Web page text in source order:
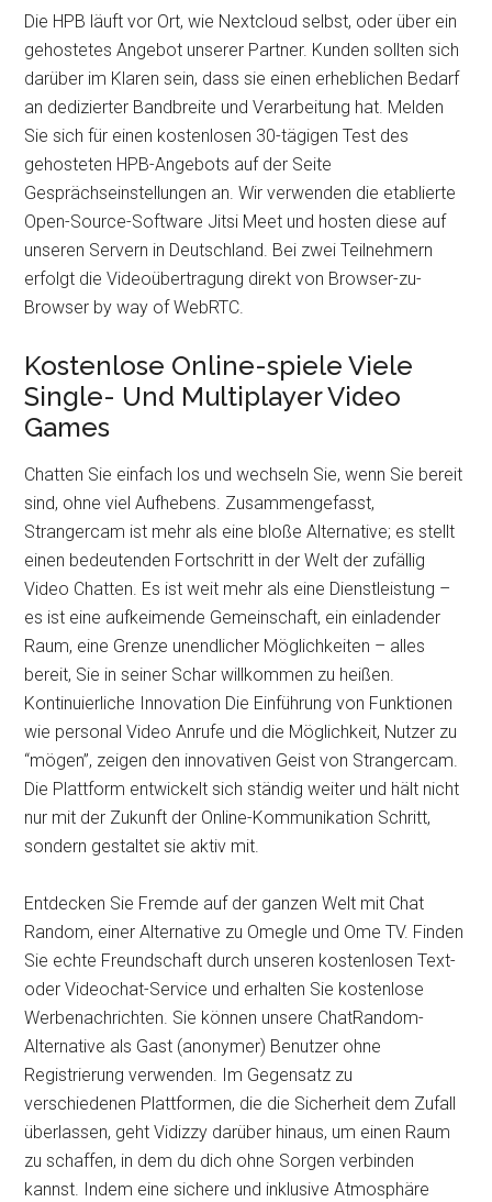
Die HPB läuft vor Ort, wie Nextcloud selbst, oder über ein
gehostetes Angebot unserer Partner. Kunden sollten sich
darüber im Klaren sein, dass sie einen erheblichen Bedarf
an dedizierter Bandbreite und Verarbeitung hat. Melden
Sie sich für einen kostenlosen 30-tägigen Test des
gehosteten HPB-Angebots auf der Seite
Gesprächseinstellungen an. Wir verwenden die etablierte
Open-Source-Software Jitsi Meet und hosten diese auf
unseren Servern in Deutschland. Bei zwei Teilnehmern
erfolgt die Videoübertragung direkt von Browser-zu-
Browser by way of WebRTC.
Kostenlose Online-spiele Viele
Single- Und Multiplayer Video
Games
Chatten Sie einfach los und wechseln Sie, wenn Sie bereit
sind, ohne viel Aufhebens. Zusammengefasst,
Strangercam ist mehr als eine bloße Alternative; es stellt
einen bedeutenden Fortschritt in der Welt der zufällig
Video Chatten. Es ist weit mehr als eine Dienstleistung –
es ist eine aufkeimende Gemeinschaft, ein einladender
Raum, eine Grenze unendlicher Möglichkeiten – alles
bereit, Sie in seiner Schar willkommen zu heißen.
Kontinuierliche Innovation Die Einführung von Funktionen
wie personal Video Anrufe und die Möglichkeit, Nutzer zu
“mögen”, zeigen den innovativen Geist von Strangercam.
Die Plattform entwickelt sich ständig weiter und hält nicht
nur mit der Zukunft der Online-Kommunikation Schritt,
sondern gestaltet sie aktiv mit.
Entdecken Sie Fremde auf der ganzen Welt mit Chat
Random, einer Alternative zu Omegle und Ome TV. Finden
Sie echte Freundschaft durch unseren kostenlosen Text-
oder Videochat-Service und erhalten Sie kostenlose
Werbenachrichten. Sie können unsere ChatRandom-
Alternative als Gast (anonymer) Benutzer ohne
Registrierung verwenden. Im Gegensatz zu
verschiedenen Plattformen, die die Sicherheit dem Zufall
überlassen, geht Vidizzy darüber hinaus, um einen Raum
zu schaffen, in dem du dich ohne Sorgen verbinden
kannst. Indem eine sichere und inklusive Atmosphäre